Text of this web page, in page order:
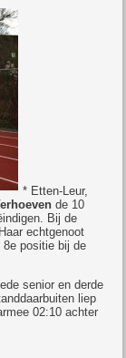
* Etten-Leur,
de 10
. Bij de
echtgenoot
positie bij de
senior en derde
liep
02:10 achter